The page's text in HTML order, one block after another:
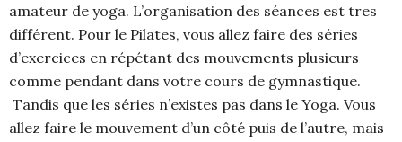
amateur de yoga. L’organisation des séances est tres
différent. Pour le Pilates, vous allez faire des séries
d’exercices en répétant des mouvements plusieurs
comme pendant dans votre cours de gymnastique.
Tandis que les séries n’existes pas dans le Yoga. Vous
allez faire le mouvement d’un côté puis de l’autre, mais